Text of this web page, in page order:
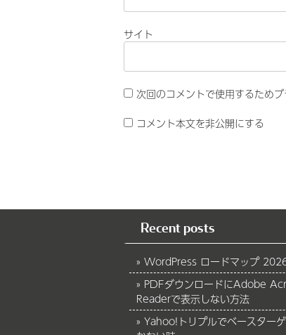
サイト
次回のコメントで使用するため
コメント本文を非公開にする
Recent posts
WordPress ロードマップ
PDFダウンロードにAdobe
Readerで表示しない方法
Yahoo!トリプルでベースター